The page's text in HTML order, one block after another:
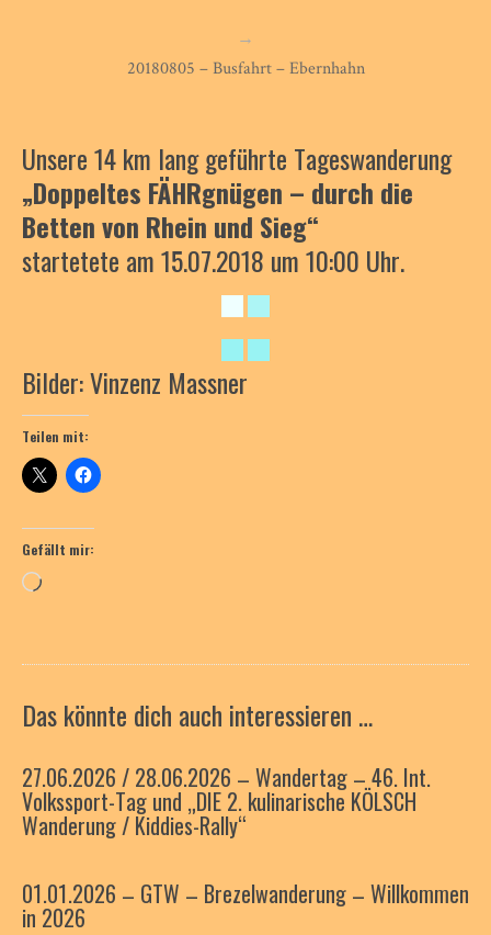
Unsere 14 km lang geführte Tageswanderung
„Doppeltes FÄHRgnügen – durch die
Betten von Rhein und Sieg“
startetete am 15.07.2018 um 10:00 Uhr.
Bilder: Vinzenz Massner
Teilen mit:
Gefällt mir:
Wird
Das könnte dich auch interessieren …
27.06.2026 / 28.06.2026 – Wandertag – 46. Int.
Volkssport-Tag und „DIE 2. kulinarische KÖLSCH
Wanderung / Kiddies-Rally“
01.01.2026 – GTW – Brezelwanderung – Willkommen
in 2026
→
20180805 – Busfahrt – Ebernhahn